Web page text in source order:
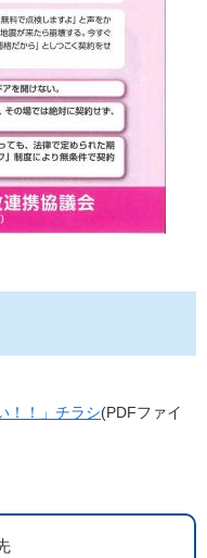
！！」チラシ(PDFファイ